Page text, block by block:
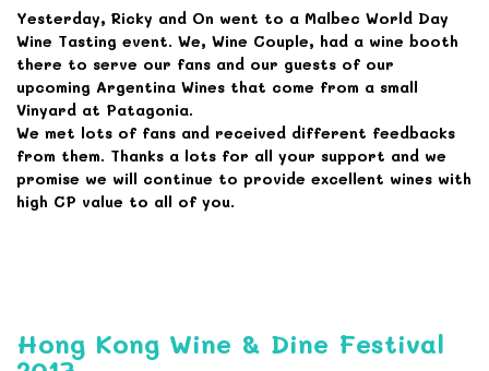
Yesterday, Ricky and On went to a Malbec World Day
Wine Tasting event. We, Wine Couple, had a wine booth
there to serve our fans and our guests of our
upcoming Argentina Wines that come from a small
Vinyard at Patagonia.
We met lots of fans and received different feedbacks
from them. Thanks a lots for all your support and we
promise we will continue to provide excellent wines with
high CP value to all of you.
Hong Kong Wine & Dine Festival